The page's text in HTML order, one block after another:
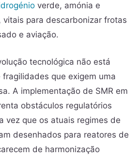
verde, amónia e
vitais para descarbonizar frotas
e aviação.
tecnológica não está
que exigem uma
A implementação de SMR em
obstáculos regulatórios
vez que os atuais regimes de
desenhados para reatores de
de harmonização